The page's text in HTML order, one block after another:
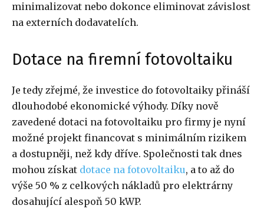
minimalizovat nebo dokonce eliminovat závislost
na externích dodavatelích.
Dotace na firemní fotovoltaiku
Je tedy zřejmé, že investice do fotovoltaiky přináší
dlouhodobé ekonomické výhody. Díky nově
zavedené dotaci na fotovoltaiku pro firmy je nyní
možné projekt financovat s minimálním rizikem
a dostupněji, než kdy dříve. Společnosti tak dnes
mohou získat dotace na fotovoltaiku, a to až do
výše 50 % z celkových nákladů pro elektrárny
dosahující alespoň 50 kWP.